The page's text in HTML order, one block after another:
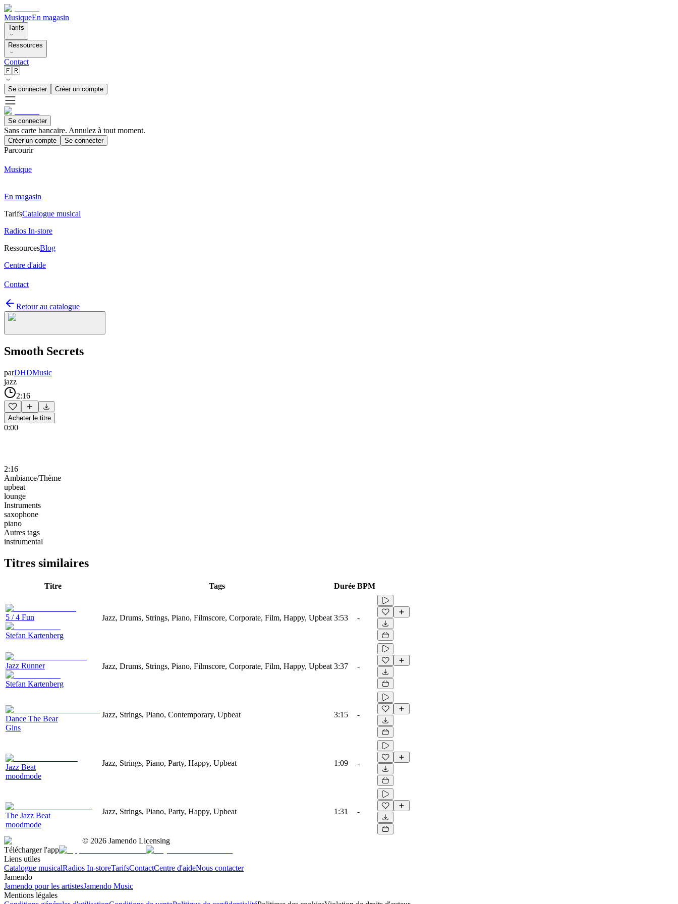
MusiqueEn magasin
Tarifs
Ressources
Contact
🇫🇷
Se connecter Créer un compte
Se connecter
Sans carte bancaire. Annulez à tout moment.
Créer un compte Se connecter
Parcourir
Musique
En magasin
TarifsCatalogue musical
Radios In-store
RessourcesBlog
Centre d'aide
Contact
Retour au catalogue
Smooth Secrets
parDHDMusic
jazz
2:16
Acheter le titre
0:00
2:16
Ambiance/Thème
upbeat
lounge
Instruments
saxophone
piano
Autres tags
instrumental
Titres similaires
Titre Tags Durée BPM
5 / 4 Fun
Stefan Kartenberg
Jazz, Drums, Strings, Piano, Filmscore, Corporate, Film, Happy, Upbeat 3:53 -
Jazz Runner
Stefan Kartenberg
Jazz, Drums, Strings, Piano, Filmscore, Corporate, Film, Happy, Upbeat 3:37 -
Dance The Bear
Gins
Jazz, Strings, Piano, Contemporary, Upbeat 3:15 -
Jazz Beat
moodmode
Jazz, Strings, Piano, Party, Happy, Upbeat 1:09 -
The Jazz Beat
moodmode
Jazz, Strings, Piano, Party, Happy, Upbeat 1:31 -
© 2026 Jamendo Licensing
Télécharger l'app
Liens utiles
Catalogue musicalRadios In-storeTarifsContactCentre d'aideNous contacter
Jamendo
Jamendo pour les artistesJamendo Music
Mentions légales